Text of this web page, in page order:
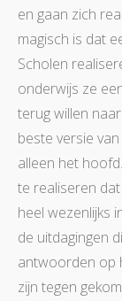
en gaan zich
magisch is dat
Scholen
onderwijs ze
terug willen
beste versie
alleen het
te realiseren
heel wezenlijks
de uitdagingen
antwoorden op
zijn tegen